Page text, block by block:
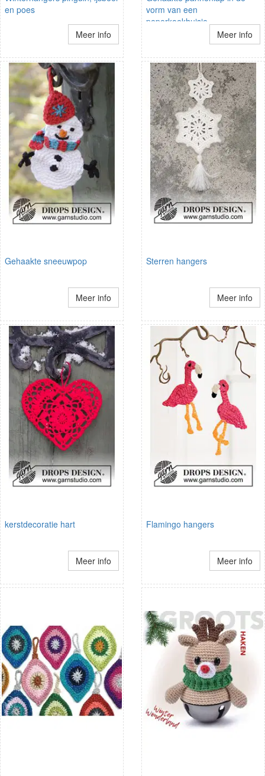
en poes
Meer info
vorm van een
peperkoekhuisje
Meer info
Gehaakte sneeuwpop
Meer info
Sterren hangers
Meer info
kerstdecoratie hart
Meer info
Flamingo hangers
Meer info